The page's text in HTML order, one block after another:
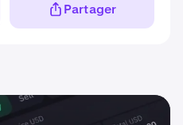
Partager